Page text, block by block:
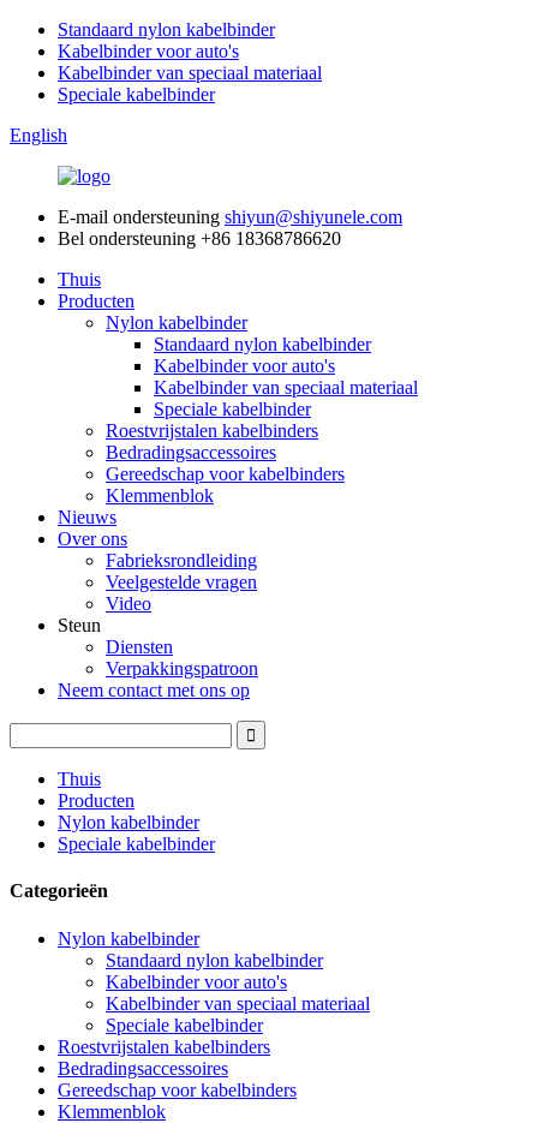
Standaard nylon kabelbinder
Kabelbinder voor auto's
Kabelbinder van speciaal materiaal
Speciale kabelbinder
English
E-mail ondersteuning shiyun@shiyunele.com
Bel ondersteuning +86 18368786620
Thuis
Producten
Nylon kabelbinder
Standaard nylon kabelbinder
Kabelbinder voor auto's
Kabelbinder van speciaal materiaal
Speciale kabelbinder
Roestvrijstalen kabelbinders
Bedradingsaccessoires
Gereedschap voor kabelbinders
Klemmenblok
Nieuws
Over ons
Fabrieksrondleiding
Veelgestelde vragen
Video
Steun
Diensten
Verpakkingspatroon
Neem contact met ons op
Thuis
Producten
Nylon kabelbinder
Speciale kabelbinder
Categorieën
Nylon kabelbinder
Standaard nylon kabelbinder
Kabelbinder voor auto's
Kabelbinder van speciaal materiaal
Speciale kabelbinder
Roestvrijstalen kabelbinders
Bedradingsaccessoires
Gereedschap voor kabelbinders
Klemmenblok